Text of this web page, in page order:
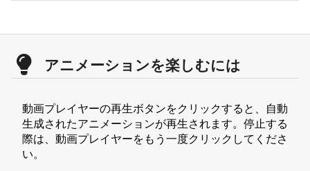
アニメーションを楽しむには
動画プレイヤーの再生ボタンをクリックすると、自動
生成されたアニメーションが再生されます。停止する
際は、動画プレイヤーをもう一度クリックしてくださ
い。